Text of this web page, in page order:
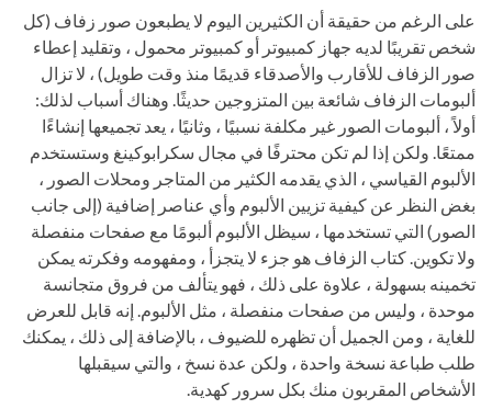
على الرغم من حقيقة أن الكثيرين اليوم لا يطبعون صور زفاف (كل
شخص تقريبًا لديه جهاز كمبيوتر أو كمبيوتر محمول ، وتقليد إعطاء
صور الزفاف للأقارب والأصدقاء قديمًا منذ وقت طويل) ، لا تزال
ألبومات الزفاف شائعة بين المتزوجين حديثًا. وهناك أسباب لذلك:
أولاً ، ألبومات الصور غير مكلفة نسبيًا ، وثانيًا ، يعد تجميعها إنشاءًا
ممتعًا. ولكن إذا لم تكن محترفًا في مجال سكرابوكينغ وستستخدم
الألبوم القياسي ، الذي يقدمه الكثير من المتاجر ومحلات الصور ،
بغض النظر عن كيفية تزيين الألبوم وأي عناصر إضافية (إلى جانب
الصور) التي تستخدمها ، سيظل الألبوم ألبومًا مع صفحات منفصلة
ولا تكوين. كتاب الزفاف هو جزء لا يتجزأ ، ومفهومه وفكرته يمكن
تخمينه بسهولة ، علاوة على ذلك ، فهو يتألف من فروق متجانسة
موحدة ، وليس من صفحات منفصلة ، مثل الألبوم. إنه قابل للعرض
للغاية ، ومن الجميل أن تظهره للضيوف ، بالإضافة إلى ذلك ، يمكنك
طلب طباعة نسخة واحدة ، ولكن عدة نسخ ، والتي سيقبلها
الأشخاص المقربون منك بكل سرور كهدية.